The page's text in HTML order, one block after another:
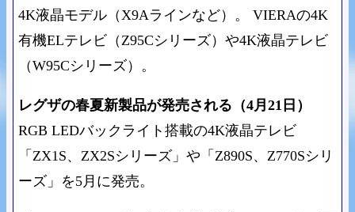
4K液晶モデル（X9Aラインなど）。 VIERAの4K
有機ELテレビ（Z95Cシリーズ）や4K液晶テレビ
（W95Cシリーズ）。
レグザの春夏新製品が発売される（4月21日）
RGB LEDバックライト搭載の4K液晶テレビ
「ZX1S、ZX2Sシリーズ」や「Z890S、Z770Sシリ
ーズ」を5月に発売。